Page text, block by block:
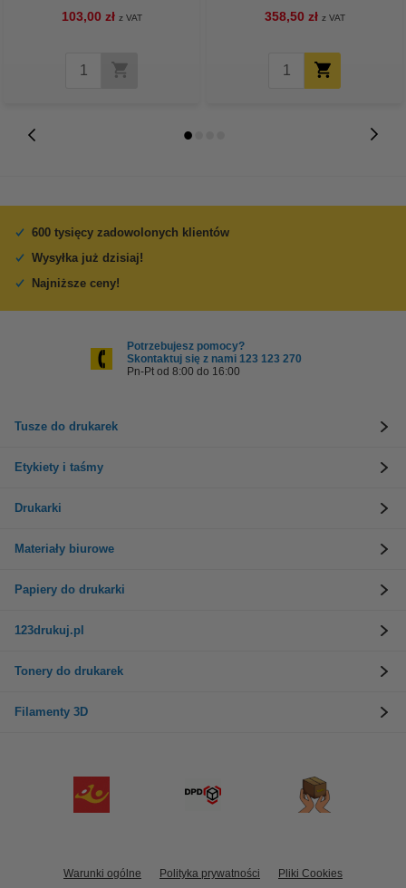
103,00 zł z VAT 358,50 zł z VAT
600 tysięcy zadowolonych klientów
Wysyłka już dzisiaj!
Najniższe ceny!
Potrzebujesz pomocy?
Skontaktuj się z nami 123 123 270
Pn-Pt od 8:00 do 16:00
Tusze do drukarek
Etykiety i taśmy
Drukarki
Materiały biurowe
Papiery do drukarki
123drukuj.pl
Tonery do drukarek
Filamenty 3D
Warunki ogólne Polityka prywatności Pliki Cookies